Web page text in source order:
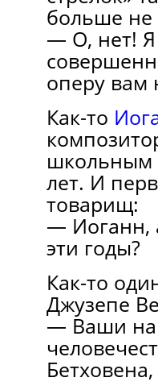
больше не
— О, нет! Я
оперу вам
Как-то
школьным
лет. И
товарищ:
— Иоганн,
эти годы?
Как-то
Джузепе
— Ваши